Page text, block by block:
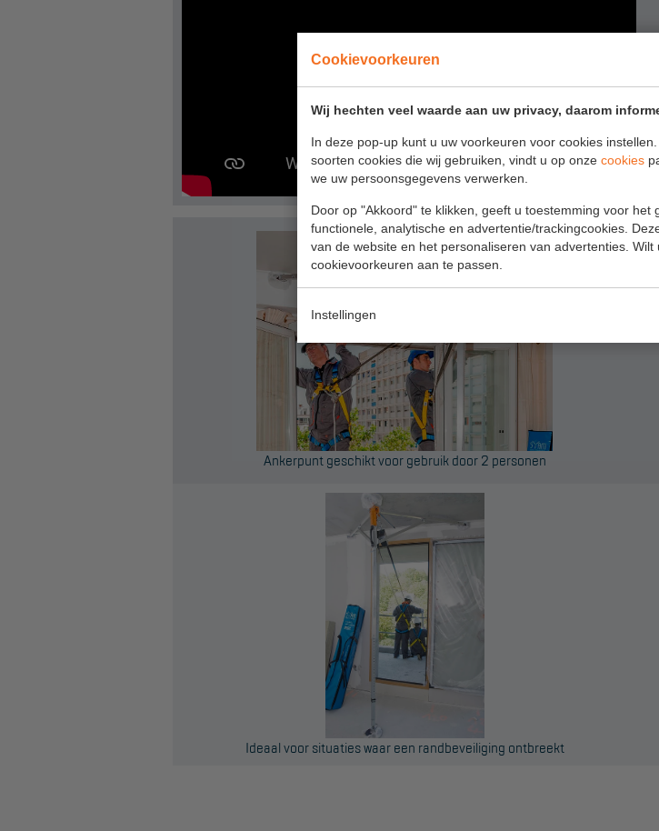
Cookievoorkeuren
Wij hechten veel waarde aan uw privacy, daarom
In deze pop-up kunt u uw voorkeuren voor cookies
soorten cookies die wij gebruiken, vindt u op onze cookies
we uw persoonsgegevens verwerken.
Door op "Akkoord" te klikken, geeft u toestemming voor het
functionele, analytische en advertentie/trackingcookies.
van de website en het personaliseren van advertenties.
cookievoorkeuren aan te passen.
Instellingen
Ankerpunt geschikt voor gebruik door 2 personen
Ideaal voor situaties waar een randbeveiliging ontbreekt